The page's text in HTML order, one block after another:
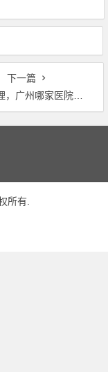
下一篇
州哪家医院看心理医生最好
所有.